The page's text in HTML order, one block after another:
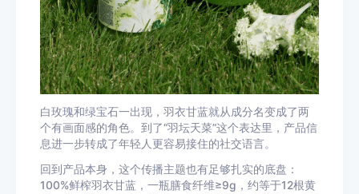
白玫瑰和绿宝石一出现，羽衣甘蓝就从成分名变成了两
个有画面感的角色。到了“羽坛天菜”这个表达里，产品信
息进一步转成了年轻人更容易接住的社交语言。
回到产品本身，这个传播主题也有足够扎实的底盘：
100%鲜榨羽衣甘蓝，一瓶膳食纤维≥9g，约等于12根黄